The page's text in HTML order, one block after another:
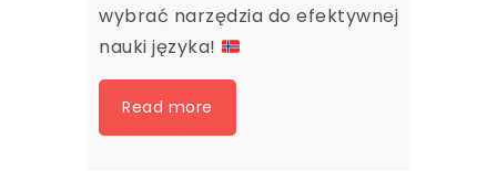
wybrać narzędzia do efektywnej
nauki języka!
Read more